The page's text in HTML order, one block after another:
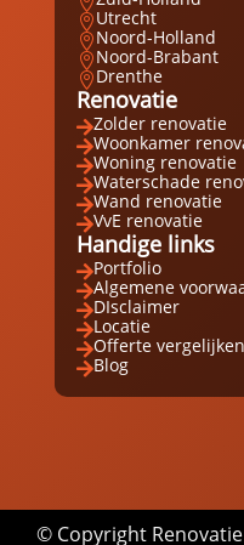
Utrecht
Noord-Holland
Noord-Brabant
Drenthe
Renovatie
Zolder renovatie
Woonkamer
Woning renovatie
Waterschade
Wand renovatie
VvE renovatie
Handige links
Portfolio
Algemene
DIsclaimer
Locatie
Offerte vergelijken
Blog
© Copyright